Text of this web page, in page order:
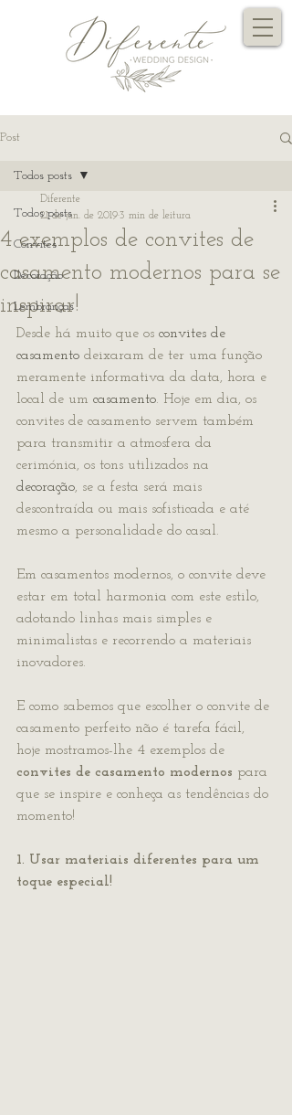
Post
Todos posts
Convites
Decoração
Lembranças
Todos posts
4 exemplos de convites de
casamento modernos para se
inspirar!
Diferente
21 de jun. de 20193 min de leitura
Desde há muito que os convites de
casamento deixaram de ter uma função
meramente informativa da data, hora e
local de um casamento. Hoje em dia, os
convites de casamento servem também
para transmitir a atmosfera da
cerimónia, os tons utilizados na
decoração, se a festa será mais
descontraída ou mais sofisticada e até
mesmo a personalidade do casal.
Em casamentos modernos, o convite deve
estar em total harmonia com este estilo,
adotando linhas mais simples e
minimalistas e recorrendo a materiais
inovadores.
E como sabemos que escolher o convite de
casamento perfeito não é tarefa fácil,
hoje mostramos-lhe 4 exemplos de
convites de casamento modernos para
que se inspire e conheça as tendências do
momento!
1. Usar materiais diferentes para um
toque especial!